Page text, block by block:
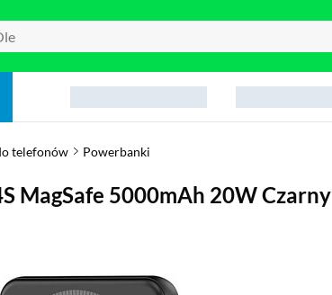
telefonów Powerbanki
MagSafe 5000mAh 20W Czarny